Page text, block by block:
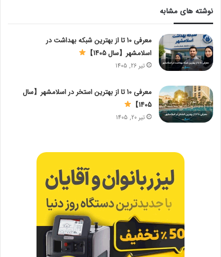
نوشته های مشابه
معرفی 10 تا از بهترین شبکه بهداشت در
اسلامشهر【سال 1405】
تیر 26, 1405
معرفی 10 تا از بهترین استخر در اسلامشهر【سال
1405】
تیر 20, 1405